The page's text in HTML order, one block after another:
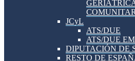
JCyL
ATS/DUE
ATS/DUE
DIPUTACIÓN DE
RESTO DE